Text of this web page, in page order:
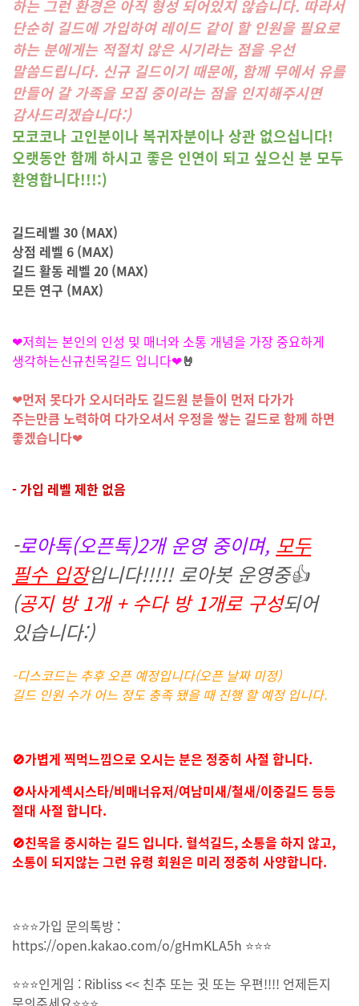
하는 그런 환경은 아직 형성 되어있지 않습니다. 따라서
단순히 길드에 가입하여 레이드 같이 할 인원을 필요로
하는 분에게는 적절치 않은 시기라는 점을 우선
말씀드립니다. 신규 길드이기 때문에, 함께 무에서 유를
만들어 갈 가족을 모집 중이라는 점을 인지해주시면
감사드리겠습니다:)
모코코나 고인분이나 복귀자분이나 상관 없으십니다!
오랫동안 함께 하시고 좋은 인연이 되고 싶으신 분 모두
환영합니다!!!:)
길드레벨 30 (MAX)
상점 레벨 6 (MAX)
길드 활동 레벨 20 (MAX)
모든 연구 (MAX)
❤저희는 본인의 인성 및 매너와 소통 개념을 가장 중요하게
생각하는신규친목길드 입니다❤🤘
❤먼저 못다가 오시더라도 길드원 분들이 먼저 다가가
주는만큼 노력하여 다가오셔서 우정을 쌓는 길드로 함께 하면
좋겠습니다❤
- 가입 레벨 제한 없음
-로아톡(오픈톡)2개 운영 중이며, 모두
필수 입장입니다!!!!! 로아봇 운영중👍
(공지 방 1개 + 수다 방 1개로 구성되어
있습니다:)
-디스코드는 추후 오픈 예정입니다(오픈 날짜 미정)
길드 인원 수가 어느 정도 충족 됐을 때 진행 할 예정 입니다.
🚫가볍게 찍먹느낌으로 오시는 분은 정중히 사절 합니다.
🚫사사게섹시스타/비매너유저/여남미새/철새/이중길드 등등
절대 사절 합니다.
🚫친목을 중시하는 길드 입니다. 혈석길드, 소통을 하지 않고,
소통이 되지않는 그런 유령 회원은 미리 정중히 사양합니다.
⭐⭐⭐가입 문의톡방 :
https://open.kakao.com/o/gHmKLA5h ⭐⭐⭐
⭐⭐⭐인게임 : Ribliss << 친추 또는 귓 또는 우편!!!! 언제든지